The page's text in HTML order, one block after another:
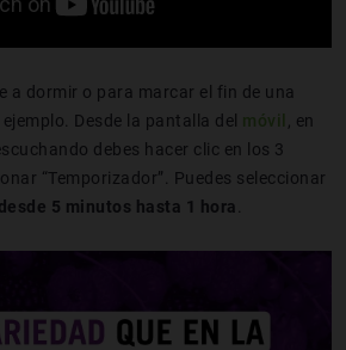
a dormir o para marcar el fin de una
Desde la pantalla del móvil
, en
debes hacer clic en los 3
“Temporizador”. Puedes seleccionar
desde 5 minutos hasta 1 hora